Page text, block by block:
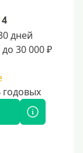
4
дней
до 30 000 ₽